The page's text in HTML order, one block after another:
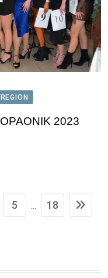
2023
5 ... 18